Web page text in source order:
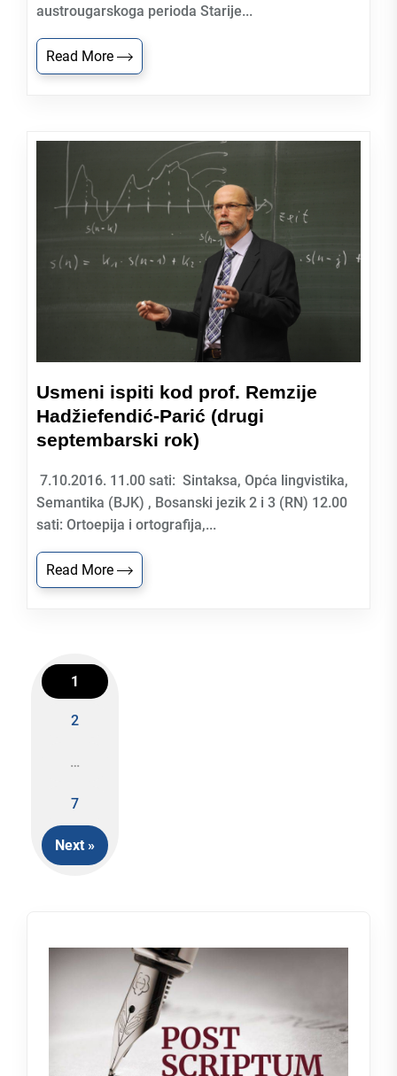
austrougarskoga perioda Starije...
Read More
Usmeni ispiti kod prof. Remzije
Hadžiefendić-Parić (drugi
septembarski rok)
7.10.2016. 11.00 sati: Sintaksa, Opća lingvistika,
Semantika (BJK) , Bosanski jezik 2 i 3 (RN) 12.00
sati: Ortoepija i ortografija,...
Read More
1
2
…
7
Next »